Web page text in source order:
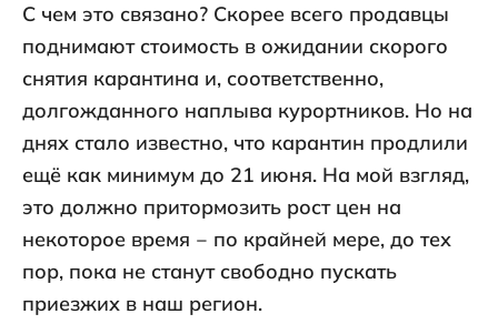
С чем это связано? Скорее всего продавцы
поднимают стоимость в ожидании скорого
снятия карантина и, соответственно,
долгожданного наплыва курортников. Но на
днях стало известно, что карантин продлили
ещё как минимум до 21 июня. На мой взгляд,
это должно притормозить рост цен на
некоторое время ‒ по крайней мере, до тех
пор, пока не станут свободно пускать
приезжих в наш регион.